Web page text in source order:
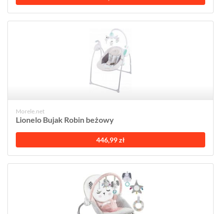
Morele.net
Lionelo Bujak Robin beżowy
446,99 zł